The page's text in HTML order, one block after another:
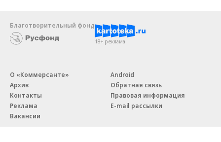
Благотворительный фонд
18+ реклама
О «Коммерсанте»
Архив
Контакты
Реклама
Вакансии
Android
Обратная связь
Правовая информация
E-mail рассылки